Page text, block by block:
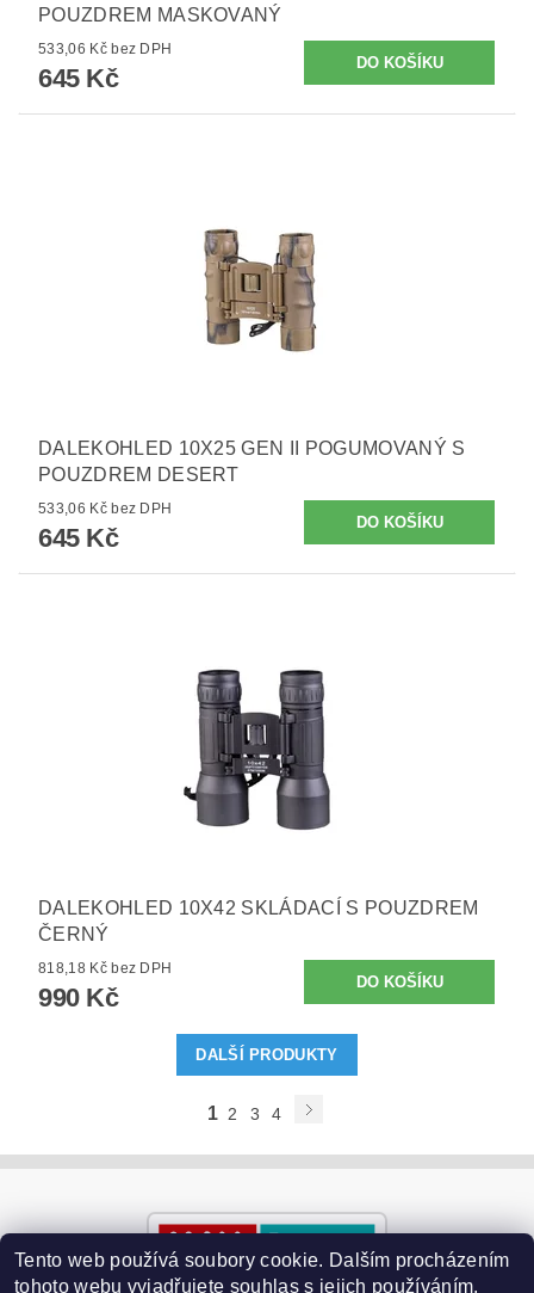
POUZDREM MASKOVANÝ
533,06 Kč bez DPH
645 Kč
DALEKOHLED 10X25 GEN II POGUMOVANÝ S
POUZDREM DESERT
533,06 Kč bez DPH
645 Kč
DALEKOHLED 10X42 SKLÁDACÍ S POUZDREM
ČERNÝ
818,18 Kč bez DPH
990 Kč
DALŠÍ PRODUKTY
1 2 3 4
Tento web používá soubory cookie. Dalším procházením
tohoto webu vyjadřujete souhlas s jejich používáním.